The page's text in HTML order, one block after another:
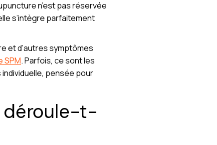
n’est pas réservée
s’intègre parfaitement
et d’autres symptômes
SPM. Parfois, ce sont les
pensée pour
déroule-t-